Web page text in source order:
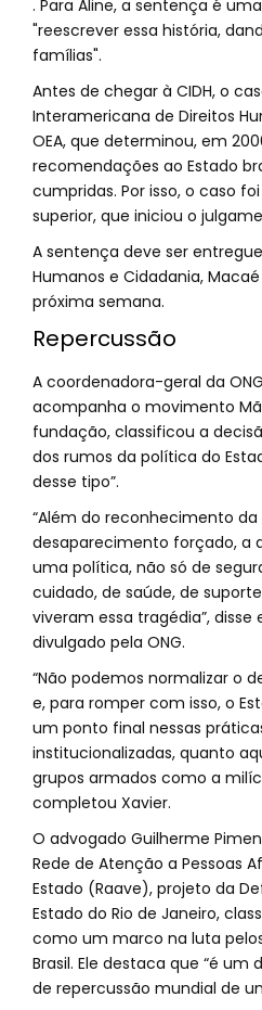
. Para Aline, a sentença é
"reescrever essa história,
famílias".
Antes de chegar à CIDH, o
Interamericana de Direitos
OEA, que determinou, em
recomendações ao Estado
cumpridas. Por isso, o caso
superior, que iniciou o
A sentença deve ser
Humanos e Cidadania,
próxima semana.
Repercussão
A coordenadora-geral da
acompanha o movimento
fundação, classificou a
dos rumos da política do
desse tipo”.
“Além do reconhecimento da
desaparecimento forçado, a
uma política, não só de
cuidado, de saúde, de
viveram essa tragédia”,
divulgado pela ONG.
“Não podemos normalizar o
e, para romper com isso, o
um ponto final nessas
institucionalizadas, quanto
grupos armados como a
completou Xavier.
O advogado Guilherme
Rede de Atenção a Pessoas
Estado (Raave), projeto da
Estado do Rio de Janeiro,
como um marco na luta
Brasil. Ele destaca que “é um
de repercussão mundial de